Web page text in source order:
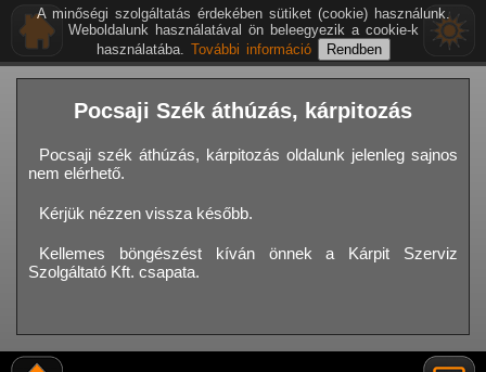
Pocsaji Szék áthúzás, kárpitozás
Pocsaji szék áthúzás, kárpitozás oldalunk jelenleg sajnos
nem elérhető.
Kérjük nézzen vissza később.
Kellemes böngészést kíván önnek a Kárpit Szerviz
Szolgáltató Kft. csapata.
A minőségi szolgáltatás érdekében sütiket (cookie) használunk.
Weboldalunk használatával ön beleegyezik a cookie-k
használatába. További információ